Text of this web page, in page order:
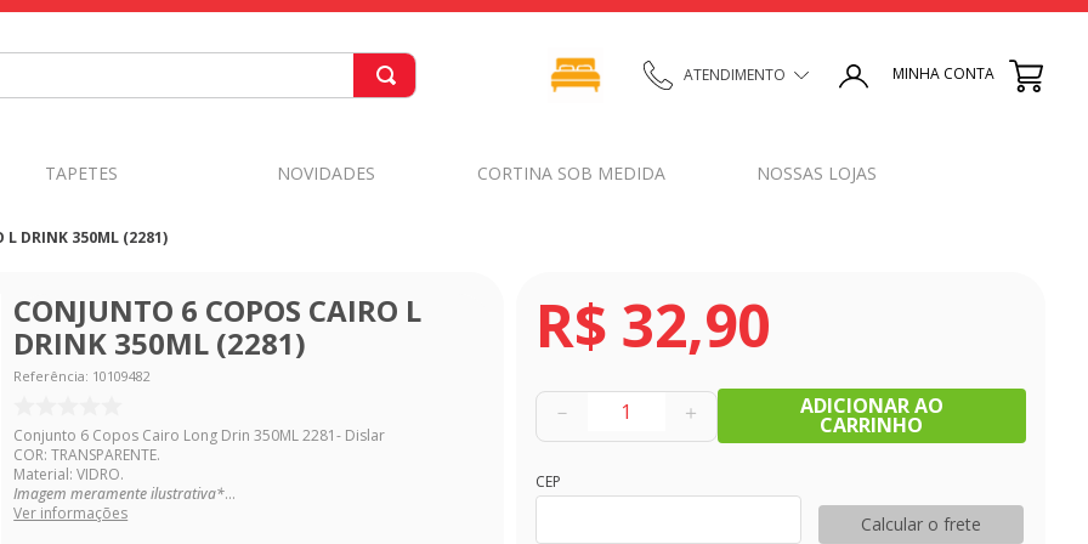
ATENDIMENTO MINHA CONTA
TAPETES NOVIDADES CORTINA SOB MEDIDA NOSSAS LOJAS
L DRINK 350ML (2281)
CONJUNTO 6 COPOS CAIRO L
DRINK 350ML (2281)
Referência: 10109482
Conjunto 6 Copos Cairo Long Drin 350ML 2281- Dislar
COR: TRANSPARENTE.
Material: VIDRO.
Imagem meramente ilustrativa*...
Ver informações
R$ 32,90
＋
－ ADICIONAR AO
CARRINHO
CEP
Calcular o frete